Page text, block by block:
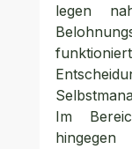
legen
Im